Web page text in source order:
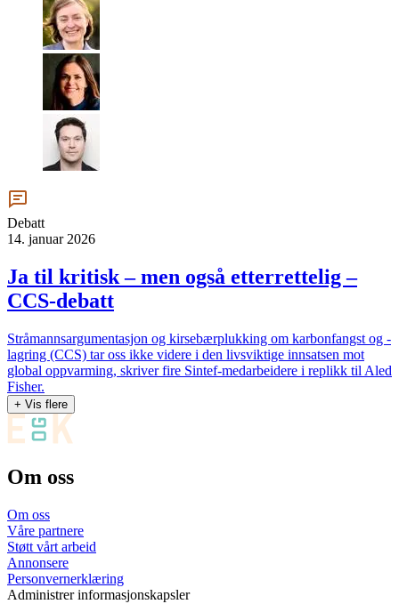
Debatt
14. januar 2026
Ja til kritisk – men også etterrettelig –
CCS-debatt
Stråmannsargumentasjon og kirsebærplukking om karbonfangst og -
lagring (CCS) tar oss ikke videre i den livsviktige innsatsen mot
global oppvarming, skriver fire Sintef-medarbeidere i replikk til Aled
Fisher.
+ Vis flere
Om oss
Om oss
Våre partnere
Støtt vårt arbeid
Annonsere
Personvernerklæring
Administrer informasjonskapsler